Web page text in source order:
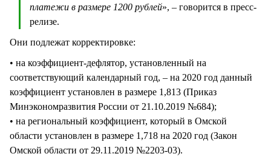
платежи в размере 1200 рублей», – говорится в пресс-
релизе.
Они подлежат корректировке:
• на коэффициент-дефлятор, установленный на
соответствующий календарный год, – на 2020 год данный
коэффициент установлен в размере 1,813 (Приказ
Минэкономразвития России от 21.10.2019 №684);
• на региональный коэффициент, который в Омской
области установлен в размере 1,718 на 2020 год (Закон
Омской области от 29.11.2019 №2203-03).